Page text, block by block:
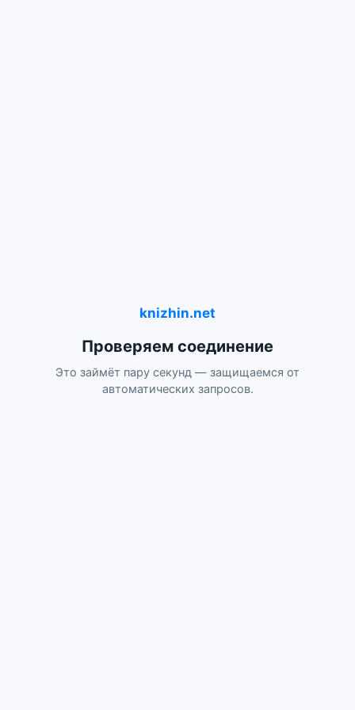
knizhin.net
Проверяем соединение
Это займёт пару секунд — защищаемся от
автоматических запросов.